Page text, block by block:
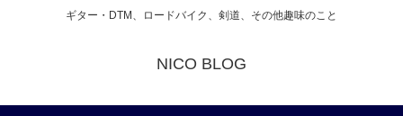
ギター・DTM、ロードバイク、剣道、その他趣味のこと
NICO BLOG